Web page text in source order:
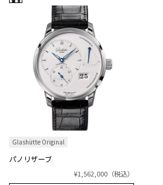
Glashütte Original
パノリザーブ
¥1,562,000 （税込）